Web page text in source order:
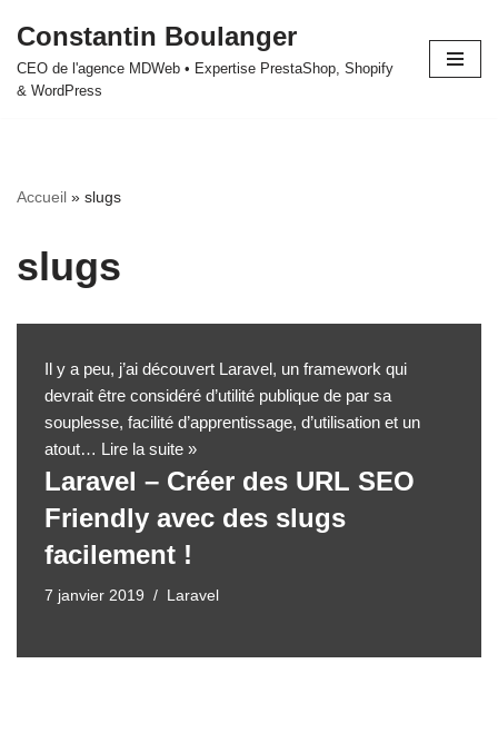
Aller
au
Constantin Boulanger
CEO de l'agence MDWeb • Expertise PrestaShop, Shopify
& WordPress
Accueil » slugs
slugs
Il y a peu, j’ai découvert Laravel, un framework qui
devrait être considéré d’utilité publique de par sa
souplesse, facilité d’apprentissage, d’utilisation et un
atout… Lire la suite »
Laravel – Créer des URL SEO
Friendly avec des slugs
facilement !
7 janvier 2019 Laravel